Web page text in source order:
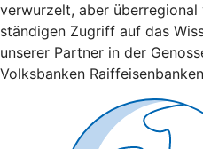
verwurzelt, aber
ständigen Zugriff auf das
unserer Partner in der
Volksbanken